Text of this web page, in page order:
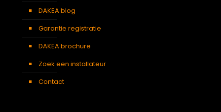
DAKEA blog
Garantie registratie
DAKEA brochure
Zoek een installateur
Contact